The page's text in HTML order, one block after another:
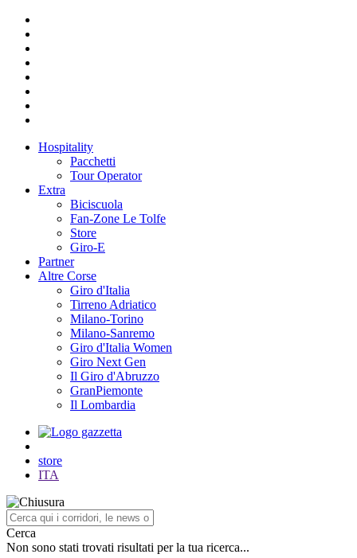
Hospitality
Pacchetti
Tour Operator
Extra
Biciscuola
Fan-Zone Le Tolfe
Store
Giro-E
Partner
Altre Corse
Giro d'Italia
Tirreno Adriatico
Milano-Torino
Milano-Sanremo
Giro d'Italia Women
Giro Next Gen
Il Giro d'Abruzzo
GranPiemonte
Il Lombardia
store
ITA
Cerca
Non sono stati trovati risultati per la tua ricerca...